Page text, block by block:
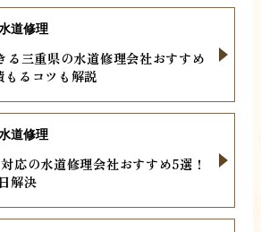
三重県の水道修理会社おすすめ
るコツも解説
道修理
応の水道修理会社おすすめ5選！
解決
道修理